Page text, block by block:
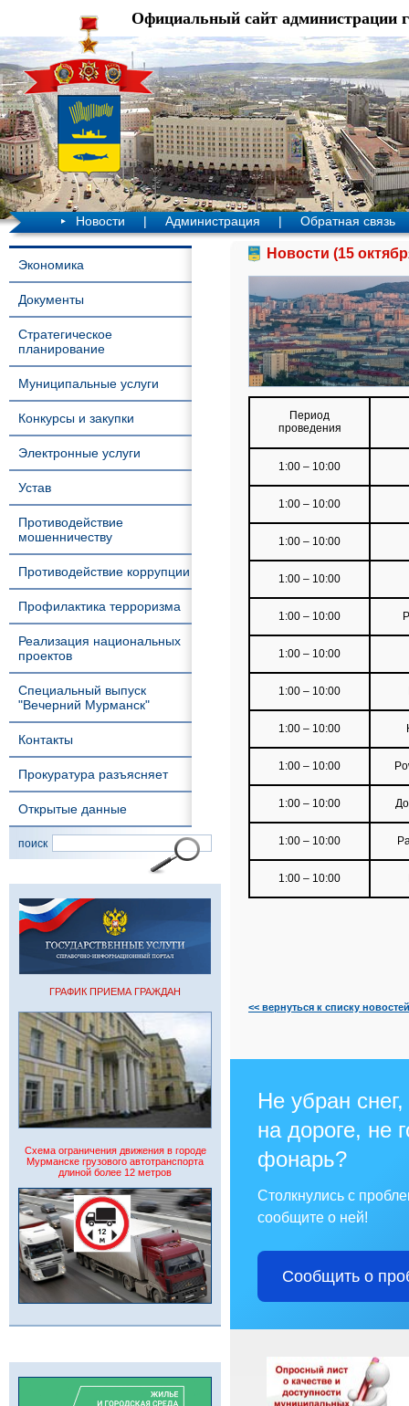
Официальный сайт администрации
Новости | Администрация | Обратная связь
Экономика
Документы
Стратегическое
планирование
Муниципальные услуги
Конкурсы и закупки
Электронные услуги
Устав
Противодействие
мошенничеству
Противодействие коррупции
Профилактика терроризма
Реализация национальных
проектов
Специальный выпуск
"Вечерний Мурманск"
Контакты
Прокуратура разъясняет
Открытые данные
поиск
ГРАФИК ПРИЕМА ГРАЖДАН
Схема ограничения движения в городе
Мурманске грузового автотранспорта
длиной более 12 метров
Новости (15
Период
проведения
1:00 – 10:00
1:00 – 10:00
1:00 – 10:00
1:00 – 10:00
1:00 – 10:00
1:00 – 10:00
1:00 – 10:00
1:00 – 10:00
1:00 – 10:00
1:00 – 10:00
1:00 – 10:00
1:00 – 10:00
<< вернуться к списку новостей
Не убран
на дороге, не
фонарь?
Столкнулись с
сообщите о ней!
Сообщить о